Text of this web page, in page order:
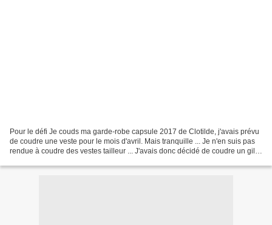
Pour le défi Je couds ma garde-robe capsule 2017 de Clotilde, j'avais prévu
de coudre une veste pour le mois d'avril. Mais tranquille ... Je n'en suis pas
rendue à coudre des vestes tailleur ... J'avais donc décidé de coudre un gilet